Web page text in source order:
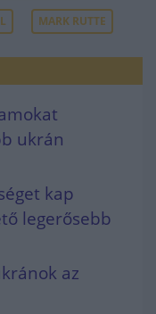
MARK RUTTE
ukrán
kap
legerősebb
az